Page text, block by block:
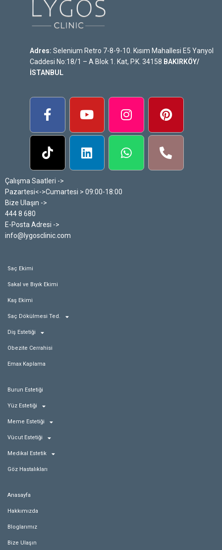
Adres: Selenium Retro 7-8-9-10. Kısım Mahallesi E5 Yanyol
Caddesi No:18/1 – A Blok 1. Kat, P.K. 34158 BAKIRKÖY/
İSTANBUL
Çalışma Saatleri ->
Pazartesi<->Cumartesi > 09:00-18:00
Bize Ulaşın ->
444 8 680
E-Posta Adresi ->
info@lygosclinic.com
Saç Ekimi
Sakal ve Bıyık Ekimi
Kaş Ekimi
Saç Dökülmesi Ted.
Diş Estetiği
Obezite Cerrahisi
Emax Kaplama
Burun Estetiği
Yüz Estetiği
Meme Estetiği
Vücut Estetiği
Medikal Estetik
Göz Hastalıkları
Anasayfa
Hakkımızda
Bloglarımız
Bize Ulaşın